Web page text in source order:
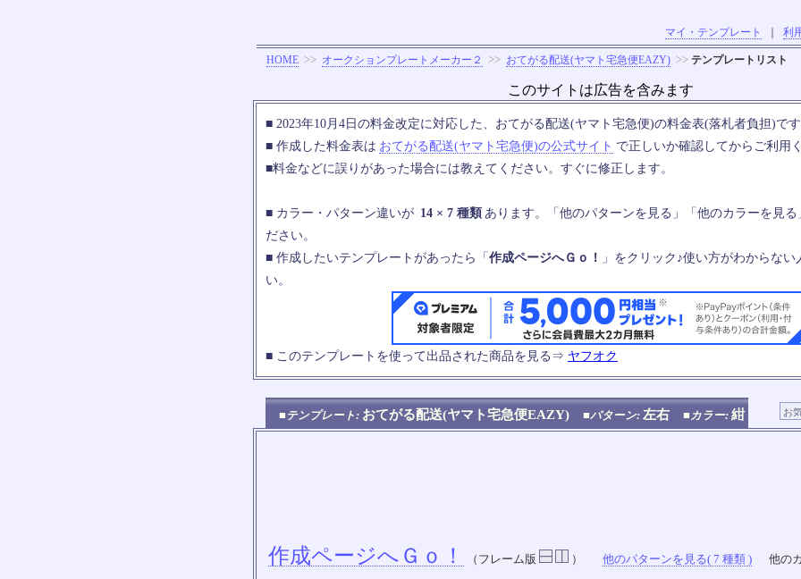
マイ・テンプレート 利
HOME >> オークションプレートメーカー２ >> おてがる配送(ヤマト宅急便EAZY) >> テンプレートリスト
このサイトは広告を含みます
■ 2023年10月4日の料金改定に対応した、おてがる配送(ヤマト宅急便)の料金表(落札者負担)で
■ 作成した料金表は おてがる配送(ヤマト宅急便)の公式サイト で正しいか確認してからご利用
■料金などに誤りがあった場合には教えてください。すぐに修正します。
■ カラー・パターン違いが 14 × 7 種類 あります。「他のパターンを見る」「他のカラーを見
ださい。
■ 作成したいテンプレートがあったら「 作成ページへＧｏ！
」をクリック♪使い方がわからな
い。
■ このテンプレートを使って出品された商品を見る⇒ ヤフオク
■テンプレート: おてがる配送(ヤマト宅急便EAZY) ■パターン: 左右 ■カラー: 紺
作成ページへＧｏ！ （フレーム版 ） 他のパターンを見る( 7 種類 ) 他の